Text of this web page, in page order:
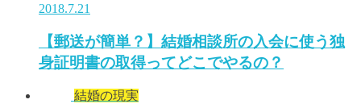
2018.7.21
【郵送が簡単？】結婚相談所の入会に使う独
身証明書の取得ってどこでやるの？
結婚の現実